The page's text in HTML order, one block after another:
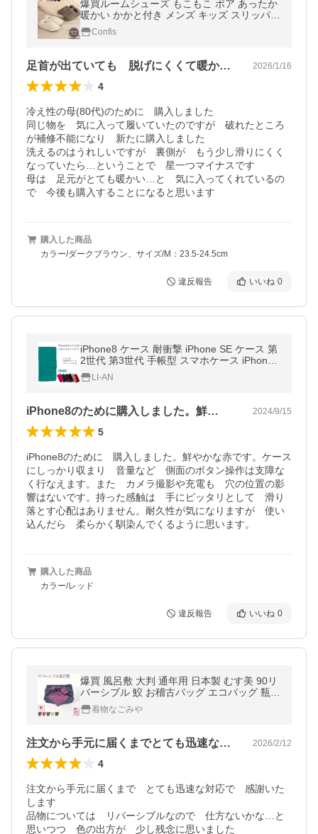
爆買ルームシューズ もこもこ ボア あったか
暖かい かかと付き メンズ キッズ スリッパ
北欧風 おしゃれ 冬用 秋 洗える スエード
Confis
足首が出ていても 脱げにくくて暖かい😊 2026/1/16
4
冷え性の母(80代)のために　購入しました
同じ物を　気に入って履いていたのですが　破れたところ
が補修不能になり　新たに購入しました
洗えるのはうれしいですが　裏側が　もう少し滑りにくく
なっていたら…ということで　星一つマイナスです
母は　足元がとても暖かい…と　気に入ってくれているの
で　今後も購入することになると思います
購入した商品
カラー/ダークブラウン、サイズ/M：23.5-24.5cm
違反報告 いいね 0
iPhone8 ケース 耐衝撃 iPhone SE ケース 第
2世代 第3世代 手帳型 スマホケース iPhone
7 6 6s カバー 手帳型ケース おしゃれ かわい
い アイフォン スマホカバー
LI-AN
iPhone8のために購入しました。鮮… 2024/9/15
5
iPhone8のために　購入しました。鮮やかな赤です。ケース
にしっかり収まり　音量など　側面のボタン操作は支障な
く行なえます。また　カメラ撮影や充電も　穴の位置の影
響はないです。持った感触は　手にピッタリとして　滑り
落とす心配はありません。耐久性が気になりますが　使い
込んだら　柔らかく馴染んでくるように思います。
購入した商品
カラー/レッド
違反報告 いいね 0
爆買 風呂敷 大判 通年用 日本製 むす美 90リ
バーシブル 鮫 お稽古バッグ エコバッグ 瓶包
み 女性 男性
着物なごみや
注文から手元に届くまでとても迅速な対応… 2026/2/12
4
注文から手元に届くまで　とても迅速な対応で　感謝いた
します
品物については　リバーシブルなので　仕方ないかな…と
思いつつ　色の出方が　少し残念に思いました